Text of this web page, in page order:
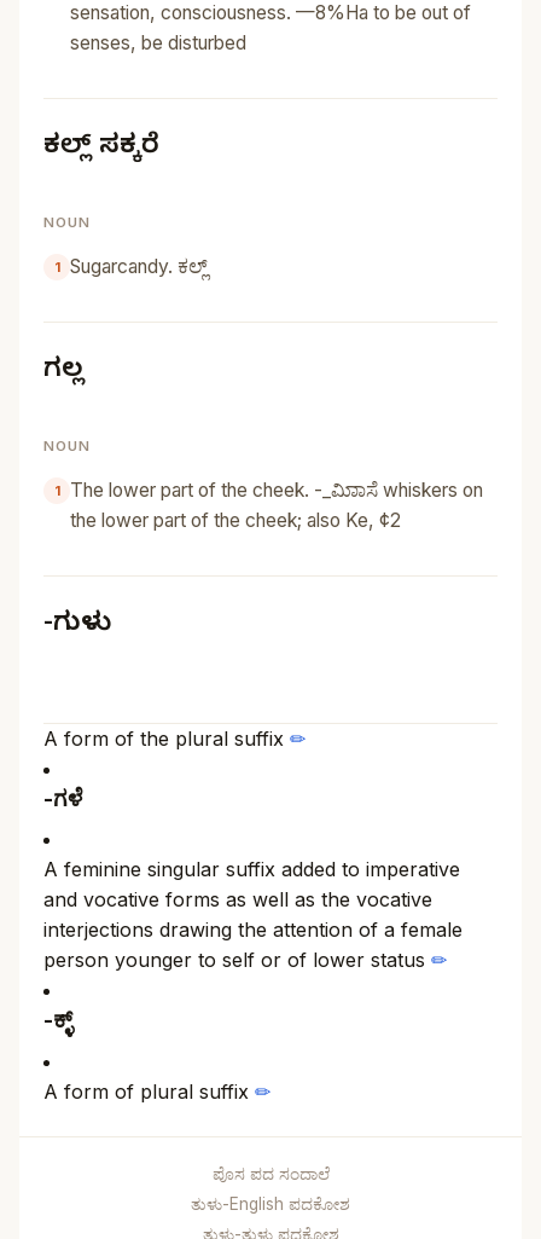
sensation, consciousness. —8%Ha to be out of
senses, be disturbed
ಕಲ್ಲ್‌ ಸಕ್ಕರೆ
NOUN
Sugarcandy. ಕಲ್ಲ್‌
ಗಲ್ಲ
NOUN
The lower part of the cheek. -_ಮಿಾಾಸೆ whiskers on
the lower part of the cheek; also Ke, ¢2
-ಗುಳು
A form of the plural suffix ✏
-ಗಳೆ
A feminine singular suffix added to imperative
and vocative forms as well as the vocative
interjections drawing the attention of a female
person younger to self or of lower status ✏
-ಕ್ಳ್
A form of plural suffix ✏
ಪೊಸ ಪದ ಸಂದಾಲೆ
ತುಳು-English ಪದಕೋಶ
ತುಳು-ತುಳು ಪದಕೋಶ